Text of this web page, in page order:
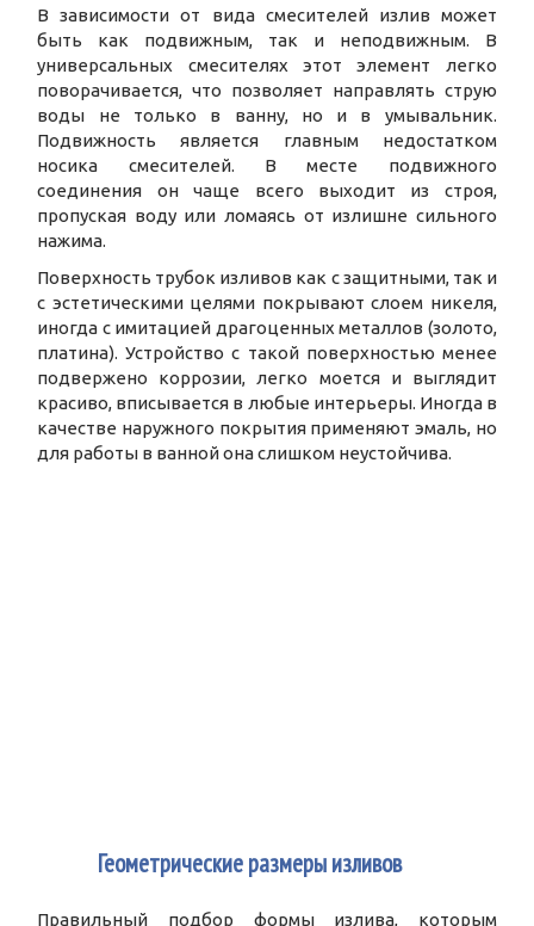
В зависимости от вида смесителей излив может
быть как подвижным, так и неподвижным. В
универсальных смесителях этот элемент легко
поворачивается, что позволяет направлять струю
воды не только в ванну, но и в умывальник.
Подвижность является главным недостатком
носика смесителей. В месте подвижного
соединения он чаще всего выходит из строя,
пропуская воду или ломаясь от излишне сильного
нажима.
Поверхность трубок изливов как с защитными, так и
с эстетическими целями покрывают слоем никеля,
иногда с имитацией драгоценных металлов (золото,
платина). Устройство с такой поверхностью менее
подвержено коррозии, легко моется и выглядит
красиво, вписывается в любые интерьеры. Иногда в
качестве наружного покрытия применяют эмаль, но
для работы в ванной она слишком неустойчива.
Геометрические размеры изливов
Правильный подбор формы излива, которым